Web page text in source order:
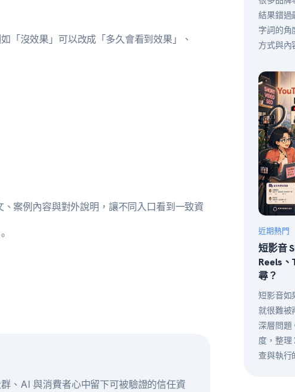
「沒效果」可以改成「多久會看到效果」、
案例內容與對外說明，讓不同入口看到一致資
、AI 與消費者心中留下可被驗證的信任資
結果錯過
字詞的角
方式與內
近期熱門
短影音
Reels
尋？
短影音如
就很難被
深層問題
度，整理
查與執行